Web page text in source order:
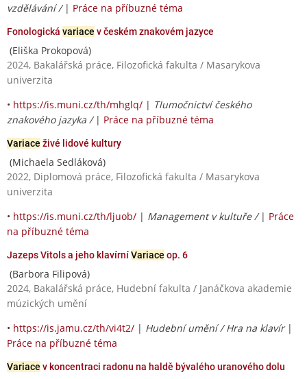
vzdělávání / | Práce na příbuzné téma
Fonologická variace v českém znakovém jazyce
(Eliška Prokopová)
2024, Bakalářská práce, Filozofická fakulta / Masarykova
univerzita
• https://is.muni.cz/th/mhglq/ | Tlumočnictví českého
znakového jazyka / | Práce na příbuzné téma
Variace živé lidové kultury
(Michaela Sedláková)
2022, Diplomová práce, Filozofická fakulta / Masarykova
univerzita
• https://is.muni.cz/th/ljuob/ | Management v kultuře / | Práce
na příbuzné téma
Jazeps Vitols a jeho klavírníVariace op. 6
(Barbora Filipová)
2024, Bakalářská práce, Hudební fakulta / Janáčkova akademie
múzických umění
• https://is.jamu.cz/th/vi4t2/ | Hudební umění / Hra na klavír|
Práce na příbuzné téma
Variace v koncentraci radonu na haldě bývalého uranového dolu